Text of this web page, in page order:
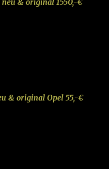
& original 1550,-€
& original Opel 55,-€